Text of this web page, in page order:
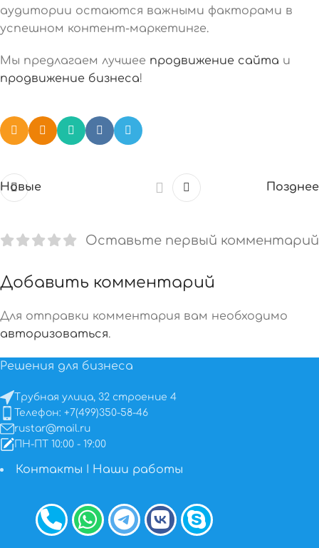
аудитории остаются важными факторами в
успешном контент-маркетинге.
Мы предлагаем лучшее продвижение сайта и
продвижение бизнеса!
Новые Позднее
Оставьте первый комментарий
Добавить комментарий
Для отправки комментария вам необходимо
авторизоваться.
Решения для бизнеса
Трубная улица, 32 строение 4
Телефон: +7(499)350-58-46
rustar@mail.ru
ПН-ПТ 10:00 - 19:00
Контакты Наши работы